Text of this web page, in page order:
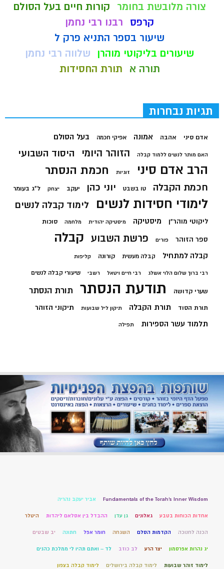
צורה מלובשת בחומר
קורות חיים בעל הסולם
קרפס
רבנו רבי נחמן
שיעור בספר התניא פרק ל
שיעורים בליקוטי מוהרן
שלווה רבי נחמן
תורה א
תורת החסידות
תגיות נבחרות
אדם סיני אהבה אמונה אפיקי חכמה בעל הסולם
האם מותר לנשים ללמוד קבלה הזוהר היומי היסוד השבועי
הרב אדם סיני זוגיות חכמת הנסתר
חכמת הקבלה טו בשבט יוני כהן יעקב יצחק ל"ג בעומר
לימודי חסידות לנשים לימוד קבלה לנשים
ליקוטי מוהר"ן מיסטיקה מיסטיקה יהודית מלחמה סוכות
ספר הזוהר פורים פרשת השבוע קבלה
קבלה למתחיל קבלה מעשית קורונה קליפות
רבי ברוך שלום הלוי אשלג רבי חיים ויטאל רשבי שיעורי קבלה לנשים
שערי קדושה תודעת הנסתר תורת הנסתר
תורת הסוד תורת הקבלה תיקון ליל שבועות תיקוני הזוהר
תלמוד עשר הספירות תפילה
Fundamentals of the Torah’s Inner Wisdom אביר יעקב נהריה
אחדות הכוחות בטבע גאלונים גן עדן ההבדל בין אסלאם ליהדות היטלר
הכנה לחנוכה הקדמות הסלם השגחה חומר אפל חתונה יב שבטים
יג נהרות אפרסמון יצר הרע לב כוזב לד – ואתם תהיו לי ממלכת כהנים
לימוד זוהר שבועות לימוד קבלה בירושלים לימוד קבלה בצפון